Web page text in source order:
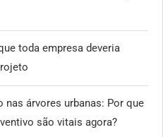
toda empresa deveria
nas árvores urbanas: Por que
são vitais agora?